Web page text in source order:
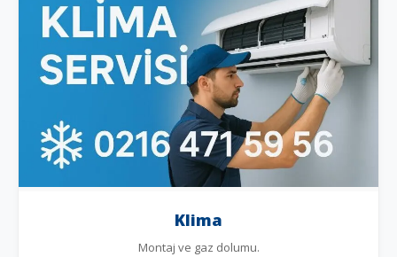
Klima
Montaj ve gaz dolumu.